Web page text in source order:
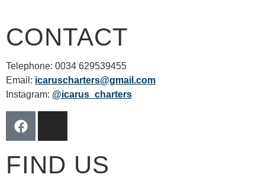
CONTACT
Telephone: 0034 629539455
Email: icaruscharters@gmail.com
Instagram: @icarus_charters
FIND US